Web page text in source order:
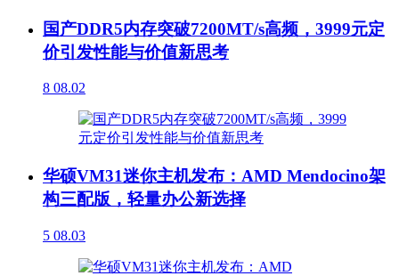
国产DDR5内存突破7200MT/s高频，3999元定
价引发性能与价值新思考
8 08.02
华硕VM31迷你主机发布：AMD Mendocino架
构三配版，轻量办公新选择
5 08.03